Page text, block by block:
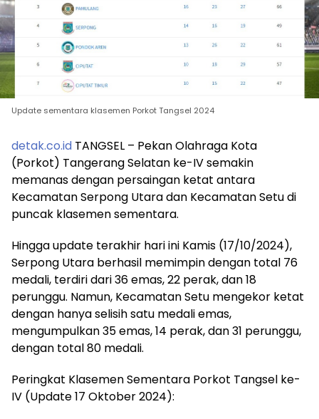
Update sementara klasemen Porkot Tangsel 2024
detak.co.id TANGSEL – Pekan Olahraga Kota
(Porkot) Tangerang Selatan ke-IV semakin
memanas dengan persaingan ketat antara
Kecamatan Serpong Utara dan Kecamatan Setu di
puncak klasemen sementara.
Hingga update terakhir hari ini Kamis (17/10/2024),
Serpong Utara berhasil memimpin dengan total 76
medali, terdiri dari 36 emas, 22 perak, dan 18
perunggu. Namun, Kecamatan Setu mengekor ketat
dengan hanya selisih satu medali emas,
mengumpulkan 35 emas, 14 perak, dan 31 perunggu,
dengan total 80 medali.
Peringkat Klasemen Sementara Porkot Tangsel ke-
IV (Update 17 Oktober 2024):